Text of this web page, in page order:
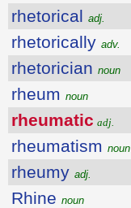
rhetorical adj.
rhetorically adv.
rhetorician noun
rheum noun
rheumatic adj.
rheumatism noun
rheumy adj.
Rhine noun